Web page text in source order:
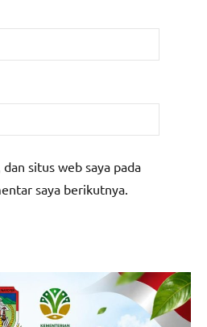
situs web saya pada
saya berikutnya.